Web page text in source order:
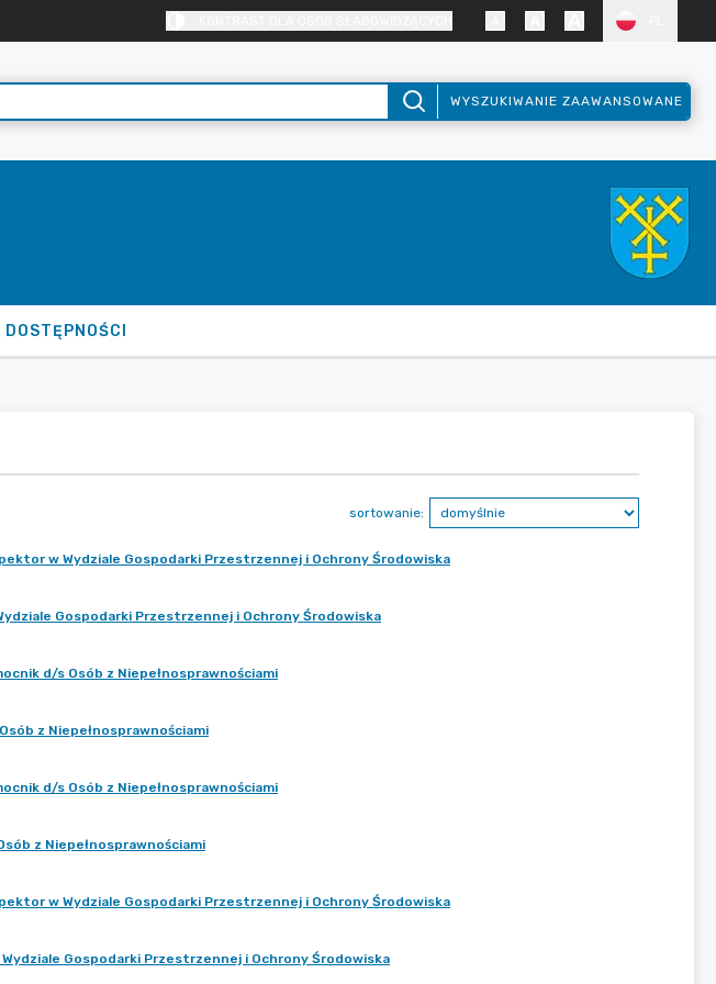
WYSZUKIWANIE ZAAWANSOWANE
sortowanie:
w Wydziale Gospodarki Przestrzennej i Ochrony Środowiska
Gospodarki Przestrzennej i Ochrony Środowiska
d/s Osób z Niepełnosprawnościami
z Niepełnosprawnościami
d/s Osób z Niepełnosprawnościami
z Niepełnosprawnościami
w Wydziale Gospodarki Przestrzennej i Ochrony Środowiska
Gospodarki Przestrzennej i Ochrony Środowiska